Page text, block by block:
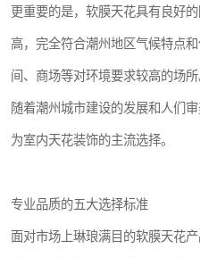
更重要的是，软膜天花具有良好
高，完全符合潮州地区气候特点
间、商场等对环境要求较高的场所
随着潮州城市建设的发展和人们
为室内天花装饰的主流选择。
专业品质的五大选择标准
面对市场上琳琅满目的软膜天花